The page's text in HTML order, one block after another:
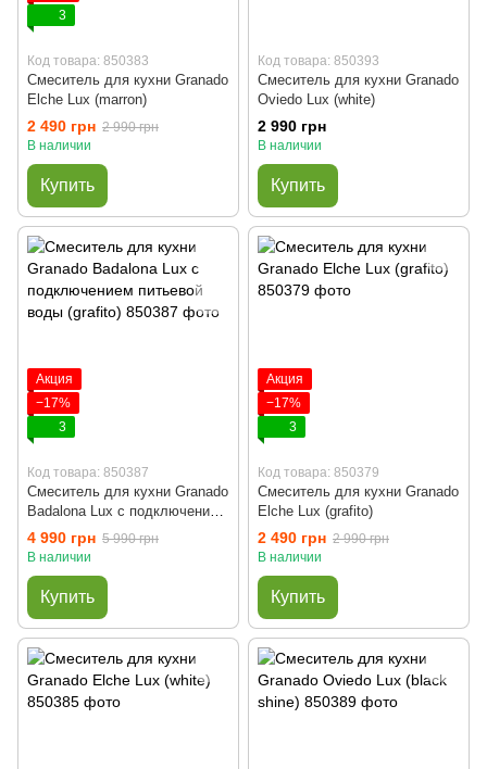
3
Код товара: 850383
Смеситель для кухни Granado
Elche Lux (marron)
2 490 грн 2 990 грн
В наличии
Купить
Код товара: 850393
Смеситель для кухни Granado
Oviedo Lux (white)
2 990 грн
В наличии
Купить
Акция
−17%
3
Код товара: 850387
Смеситель для кухни Granado
Badalona Lux с подключением
питьевой воды (grafito)
4 990 грн 5 990 грн
В наличии
Купить
Акция
−17%
3
Код товара: 850379
Смеситель для кухни Granado
Elche Lux (grafito)
2 490 грн 2 990 грн
В наличии
Купить